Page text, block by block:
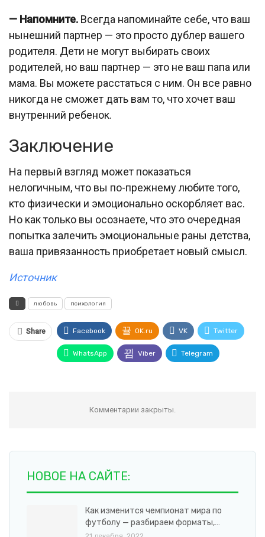
— Напомните. Всегда напоминайте себе, что ваш
нынешний партнер — это просто дублер вашего
родителя. Дети не могут выбирать своих
родителей, но ваш партнер — это не ваш папа или
мама. Вы можете расстаться с ним. Он все равно
никогда не сможет дать вам то, что хочет ваш
внутренний ребенок.
Заключение
На первый взгляд может показаться
нелогичным, что вы по-прежнему любите того,
кто физически и эмоционально оскорбляет вас.
Но как только вы осознаете, что это очередная
попытка залечить эмоциональные раны детства,
ваша привязанность приобретает новый смысл.
Источник
любовь психология
Share Facebook OK.ru VK Twitter
WhatsApp Viber Telegram
Комментарии закрыты.
НОВОЕ НА САЙТЕ:
Как изменится чемпионат мира по
футболу — разбираем форматы,…